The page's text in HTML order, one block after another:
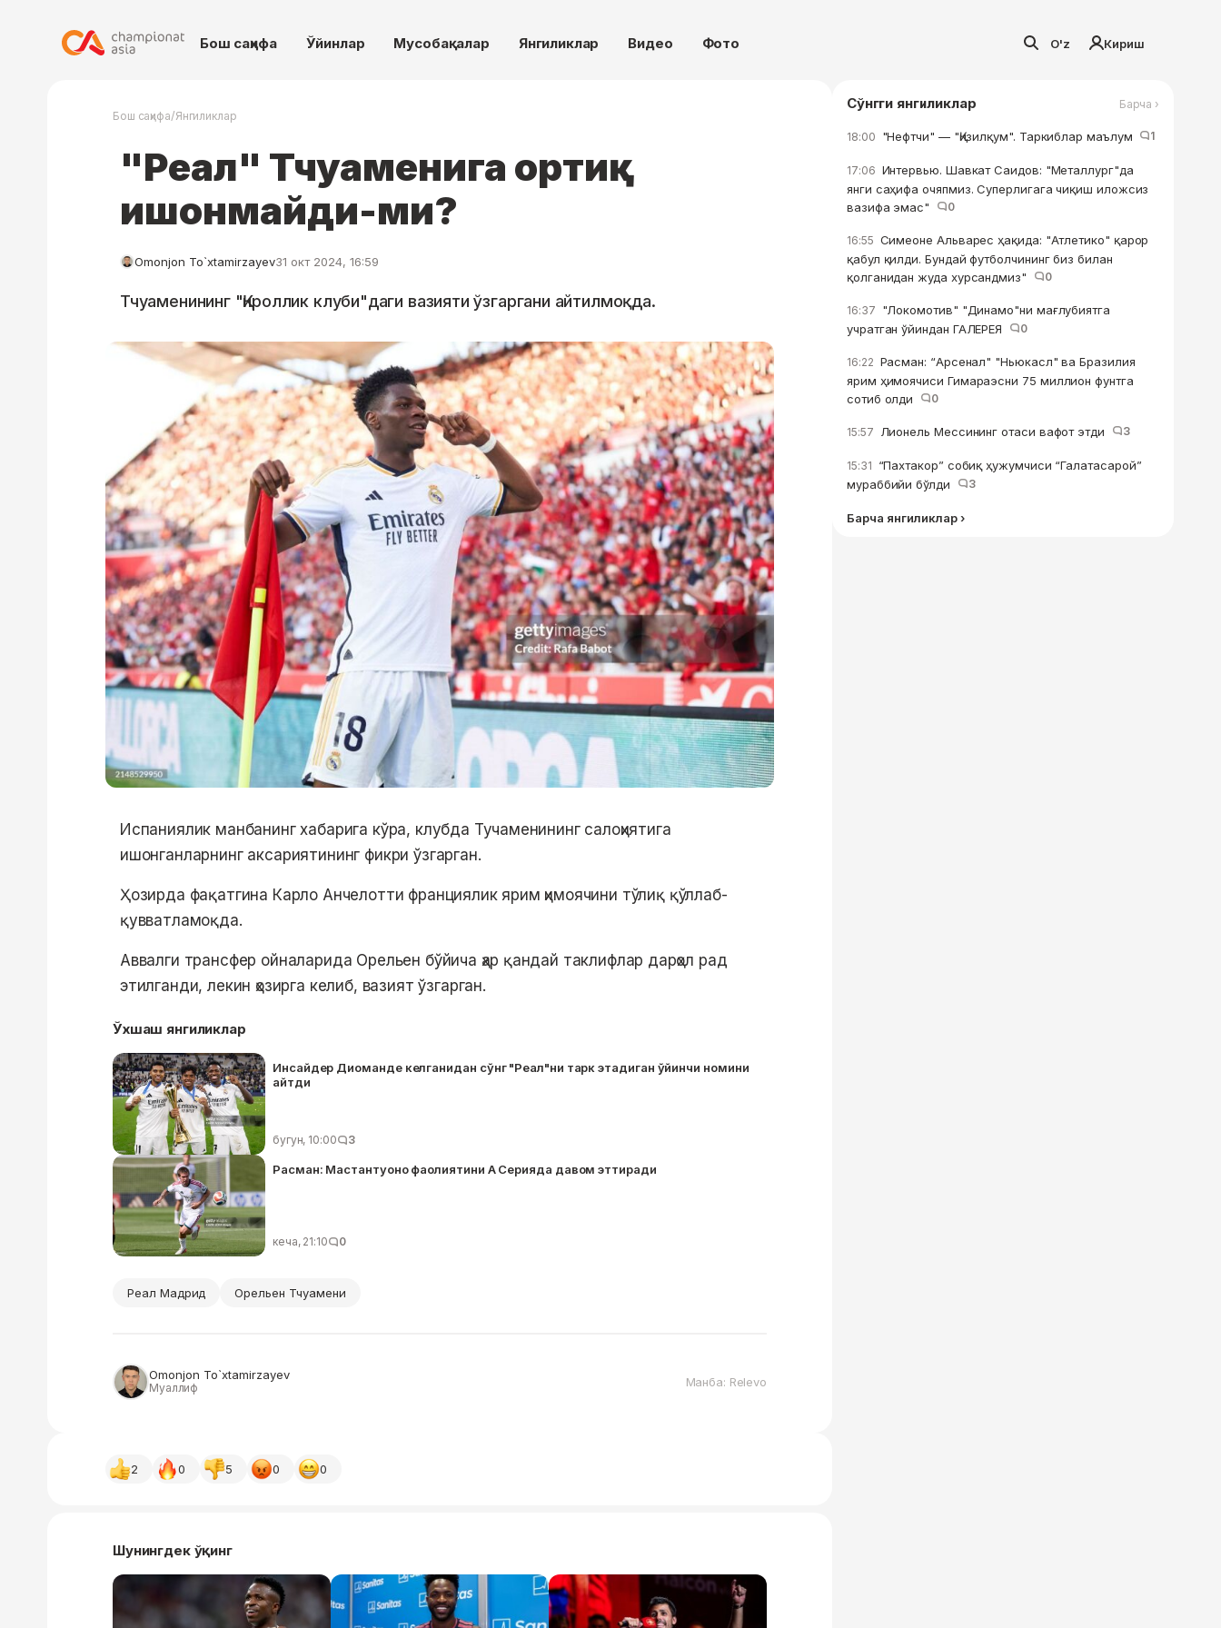
Бош саҳифа Ўйинлар Мусобақалар Янгиликлар Видео Фото O'z Кириш
Бош саҳифа/Янгиликлар
"Реал" Тчуаменига ортиқ
ишонмайди-ми?
Omonjon To`xtamirzayev31 окт 2024, 16:59
Тчуаменининг "Қироллик клуби"даги вазияти ўзгаргани айтилмоқда.
Испаниялик манбанинг хабарига кўра, клубда Тучаменининг салоҳиятига
ишонганларнинг аксариятининг фикри ўзгарган.
Ҳозирда фақатгина Карло Анчелотти франциялик ярим ҳимоячини тўлиқ қўллаб-
қувватламоқда.
Аввалги трансфер ойналарида Орельен бўйича ҳар қандай таклифлар дарҳол рад
этилганди, лекин ҳозирга келиб, вазият ўзгарган.
Ўхшаш янгиликлар
Инсайдер Диоманде келганидан сўнг "Реал"ни тарк этадиган ўйинчи номини
айтди
бугун, 10:00 3
Расман: Мастантуоно фаолиятини А Серияда давом эттиради
кеча, 21:10 0
Реал Мадрид Орельен Тчуамени
Omonjon To`xtamirzayev
Муаллиф Манба: Relevo
2 0 5 0 0
Шунингдек ўқинг
Сўнгги янгиликлар Барча ›
18:00 "Нефтчи" — "Қизилқум". Таркиблар маълум 1
17:06 Интервью. Шавкат Саидов: "Металлург"да
янги саҳифа очяпмиз. Суперлигага чиқиш иложсиз
вазифа эмас"
0
16:55 Симеоне Альварес ҳақида: "Атлетико" қарор
қабул қилди. Бундай футболчининг биз билан
қолганидан жуда хурсандмиз"
0
16:37 "Локомотив" "Динамо"ни мағлубиятга
учратган ўйиндан ГАЛЕРЕЯ
0
16:22 Расман: “Арсенал" "Ньюкасл" ва Бразилия
ярим ҳимоячиси Гимараэсни 75 миллион фунтга
сотиб олди
0
15:57 Лионель Мессининг отаси вафот этди 3
15:31 “Пахтакор” собиқ ҳужумчиси “Галатасарой”
мураббийи бўлди
3
Барча янгиликлар ›